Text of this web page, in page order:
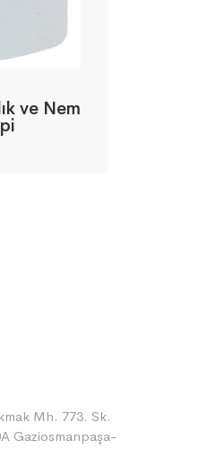
ve Nem
Mh. 773. Sk.
Gaziosmanpaşa-